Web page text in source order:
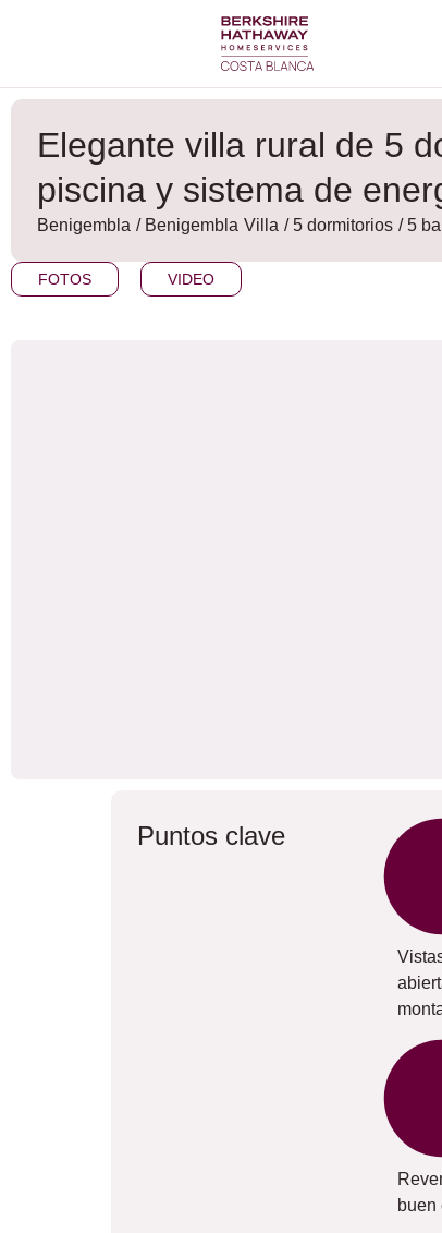
Elegante villa rural de 5
piscina y sistema de
Benigembla / Benigembla Villa / 5 dormitorios / 5
FOTOS VIDEO
Puntos clave
buen